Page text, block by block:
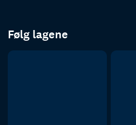
Følg lagene